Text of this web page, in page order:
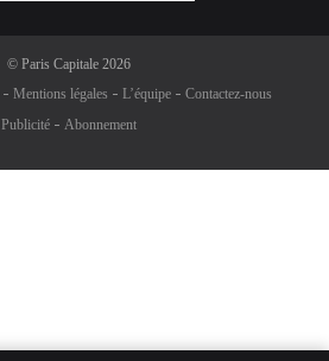
© Paris Capitale2026
Mentions légales L’équipe
Contactez-nous
Publicité
Abonnement